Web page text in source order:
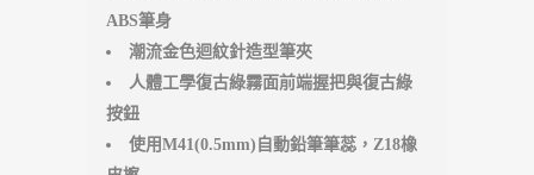
ABS筆身
潮流金色迴紋針造型筆夾
人體工學復古綠霧面前端握把與復古綠
按鈕
使用M41(0.5mm)自動鉛筆筆蕊，Z18橡